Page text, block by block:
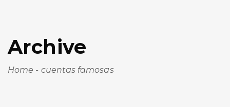
Archive
Home - cuentas famosas